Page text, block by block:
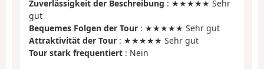
Zuverlässigkeit der Beschreibung : ★★★★★ Sehr
gut
Bequemes Folgen der Tour : ★★★★★ Sehr gut
Attraktivität der Tour : ★★★★★ Sehr gut
Tour stark frequentiert : Nein